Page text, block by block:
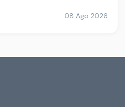
08 Ago 2026